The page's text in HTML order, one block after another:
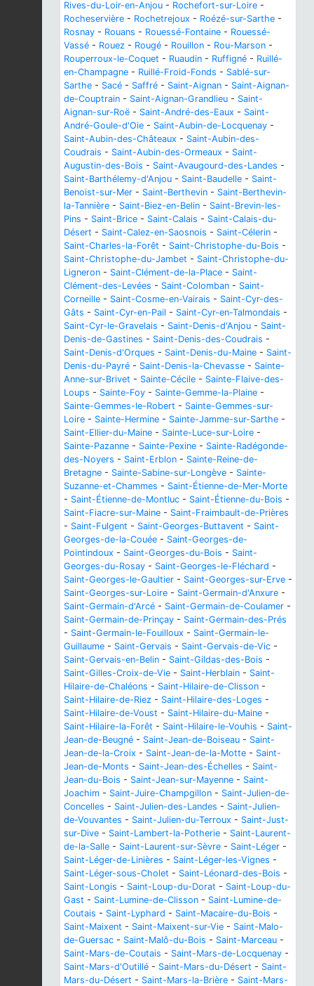
Rives-du-Loir-en-Anjou - Rochefort-sur-Loire -
Rocheservière - Rochetrejoux - Roézé-sur-Sarthe -
Rosnay - Rouans - Rouessé-Fontaine - Rouessé-
Vassé - Rouez - Rougé - Rouillon - Rou-Marson -
Rouperroux-le-Coquet - Ruaudin - Ruffigné - Ruillé-
en-Champagne - Ruillé-Froid-Fonds - Sablé-sur-
Sarthe - Sacé - Saffré - Saint-Aignan - Saint-Aignan-
de-Couptrain - Saint-Aignan-Grandlieu - Saint-
Aignan-sur-Roë - Saint-André-des-Eaux - Saint-
André-Goule-d'Oie - Saint-Aubin-de-Locquenay -
Saint-Aubin-des-Châteaux - Saint-Aubin-des-
Coudrais - Saint-Aubin-des-Ormeaux - Saint-
Augustin-des-Bois - Saint-Avaugourd-des-Landes -
Saint-Barthélemy-d'Anjou - Saint-Baudelle - Saint-
Benoist-sur-Mer - Saint-Berthevin - Saint-Berthevin-
la-Tannière - Saint-Biez-en-Belin - Saint-Brevin-les-
Pins - Saint-Brice - Saint-Calais - Saint-Calais-du-
Désert - Saint-Calez-en-Saosnois - Saint-Célerin -
Saint-Charles-la-Forêt - Saint-Christophe-du-Bois -
Saint-Christophe-du-Jambet - Saint-Christophe-du-
Ligneron - Saint-Clément-de-la-Place - Saint-
Clément-des-Levées - Saint-Colomban - Saint-
Corneille - Saint-Cosme-en-Vairais - Saint-Cyr-des-
Gâts - Saint-Cyr-en-Pail - Saint-Cyr-en-Talmondais -
Saint-Cyr-le-Gravelais - Saint-Denis-d'Anjou - Saint-
Denis-de-Gastines - Saint-Denis-des-Coudrais -
Saint-Denis-d'Orques - Saint-Denis-du-Maine - Saint-
Denis-du-Payré - Saint-Denis-la-Chevasse - Sainte-
Anne-sur-Brivet - Sainte-Cécile - Sainte-Flaive-des-
Loups - Sainte-Foy - Sainte-Gemme-la-Plaine -
Sainte-Gemmes-le-Robert - Sainte-Gemmes-sur-
Loire - Sainte-Hermine - Sainte-Jamme-sur-Sarthe -
Saint-Ellier-du-Maine - Sainte-Luce-sur-Loire -
Sainte-Pazanne - Sainte-Pexine - Sainte-Radégonde-
des-Noyers - Saint-Erblon - Sainte-Reine-de-
Bretagne - Sainte-Sabine-sur-Longève - Sainte-
Suzanne-et-Chammes - Saint-Étienne-de-Mer-Morte
- Saint-Étienne-de-Montluc - Saint-Étienne-du-Bois -
Saint-Fiacre-sur-Maine - Saint-Fraimbault-de-Prières
- Saint-Fulgent - Saint-Georges-Buttavent - Saint-
Georges-de-la-Couée - Saint-Georges-de-
Pointindoux - Saint-Georges-du-Bois - Saint-
Georges-du-Rosay - Saint-Georges-le-Fléchard -
Saint-Georges-le-Gaultier - Saint-Georges-sur-Erve -
Saint-Georges-sur-Loire - Saint-Germain-d'Anxure -
Saint-Germain-d'Arcé - Saint-Germain-de-Coulamer -
Saint-Germain-de-Prinçay - Saint-Germain-des-Prés
- Saint-Germain-le-Fouilloux - Saint-Germain-le-
Guillaume - Saint-Gervais - Saint-Gervais-de-Vic -
Saint-Gervais-en-Belin - Saint-Gildas-des-Bois -
Saint-Gilles-Croix-de-Vie - Saint-Herblain - Saint-
Hilaire-de-Chaléons - Saint-Hilaire-de-Clisson -
Saint-Hilaire-de-Riez - Saint-Hilaire-des-Loges -
Saint-Hilaire-de-Voust - Saint-Hilaire-du-Maine -
Saint-Hilaire-la-Forêt - Saint-Hilaire-le-Vouhis - Saint-
Jean-de-Beugné - Saint-Jean-de-Boiseau - Saint-
Jean-de-la-Croix - Saint-Jean-de-la-Motte - Saint-
Jean-de-Monts - Saint-Jean-des-Échelles - Saint-
Jean-du-Bois - Saint-Jean-sur-Mayenne - Saint-
Joachim - Saint-Juire-Champgillon - Saint-Julien-de-
Concelles - Saint-Julien-des-Landes - Saint-Julien-
de-Vouvantes - Saint-Julien-du-Terroux - Saint-Just-
sur-Dive - Saint-Lambert-la-Potherie - Saint-Laurent-
de-la-Salle - Saint-Laurent-sur-Sèvre - Saint-Léger -
Saint-Léger-de-Linières - Saint-Léger-les-Vignes -
Saint-Léger-sous-Cholet - Saint-Léonard-des-Bois -
Saint-Longis - Saint-Loup-du-Dorat - Saint-Loup-du-
Gast - Saint-Lumine-de-Clisson - Saint-Lumine-de-
Coutais - Saint-Lyphard - Saint-Macaire-du-Bois -
Saint-Maixent - Saint-Maixent-sur-Vie - Saint-Malo-
de-Guersac - Saint-Malô-du-Bois - Saint-Marceau -
Saint-Mars-de-Coutais - Saint-Mars-de-Locquenay -
Saint-Mars-d'Outillé - Saint-Mars-du-Désert - Saint-
Mars-du-Désert - Saint-Mars-la-Brière - Saint-Mars-